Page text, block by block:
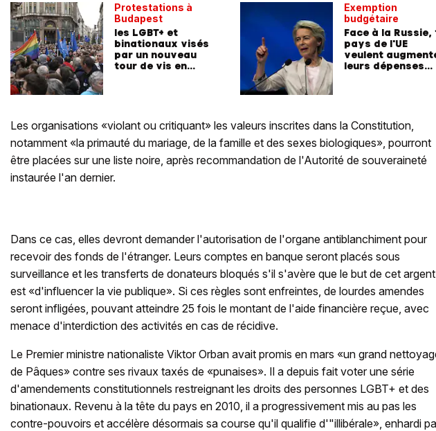
Protestations à
Budapest
les LGBT+ et
binationaux visés
par un nouveau
tour de vis en
Exemption
budgétaire
Face à la Russie,
pays de l'UE
veulent
leurs dépenses
Les organisations «violant ou critiquant» les valeurs inscrites dans la Constitution,
notamment «la primauté du mariage, de la famille et des sexes biologiques», pourront
être placées sur une liste noire, après recommandation de l'Autorité de souveraineté
instaurée l'an dernier.
Dans ce cas, elles devront demander l'autorisation de l'organe antiblanchiment pour
recevoir des fonds de l'étranger. Leurs comptes en banque seront placés sous
surveillance et les transferts de donateurs bloqués s'il s'avère que le but de cet argent
est «d'influencer la vie publique». Si ces règles sont enfreintes, de lourdes amendes
seront infligées, pouvant atteindre 25 fois le montant de l'aide financière reçue, avec
menace d'interdiction des activités en cas de récidive.
Le Premier ministre nationaliste Viktor Orban avait promis en mars «un grand
de Pâques» contre ses rivaux taxés de «punaises». Il a depuis fait voter une série
d'amendements constitutionnels restreignant les droits des personnes LGBT+ et des
binationaux. Revenu à la tête du pays en 2010, il a progressivement mis au pas les
contre-pouvoirs et accélère désormais sa course qu'il qualifie d'"illibérale», enhardi